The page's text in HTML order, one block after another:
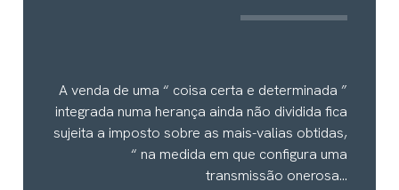
A venda de uma “ coisa certa e determinada ”
integrada numa herança ainda não dividida fica
sujeita a imposto sobre as mais-valias obtidas,
“ na medida em que configura uma
transmissão onerosa...